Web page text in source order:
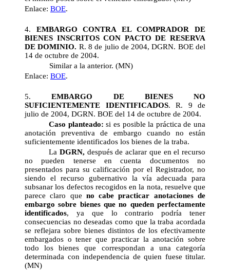
Enlace: BOE.
4. EMBARGO CONTRA EL COMPRADOR DE
BIENES INSCRITOS CON PACTO DE RESERVA
DE DOMINIO. R. 8 de julio de 2004, DGRN. BOE del
14 de octubre de 2004.
Similar a la anterior. (MN)
Enlace: BOE.
5.EMBARGO DE BIENES NO
SUFICIENTEMENTE IDENTIFICADOS. R. 9 de
julio de 2004, DGRN. BOE del 14 de octubre de 2004.
Caso planteado: si es posible la práctica de una
anotación preventiva de embargo cuando no están
suficientemente identificados los bienes de la traba.
La DGRN,después de aclarar que en el recurso
no pueden tenerse en cuenta documentos no
presentados para su calificación por el Registrador, no
siendo el recurso gubernativo la vía adecuada para
subsanar los defectos recogidos en la nota, resuelve que
parece claro que no cabe practicar anotaciones de
embargo sobre bienes que no queden perfectamente
identificados, ya que lo contrario podría tener
consecuencias no deseadas como que la traba acordada
se reflejara sobre bienes distintos de los efectivamente
embargados o tener que practicar la anotación sobre
todo los bienes que correspondan a una categoría
determinada con independencia de quien fuese titular.
(MN)